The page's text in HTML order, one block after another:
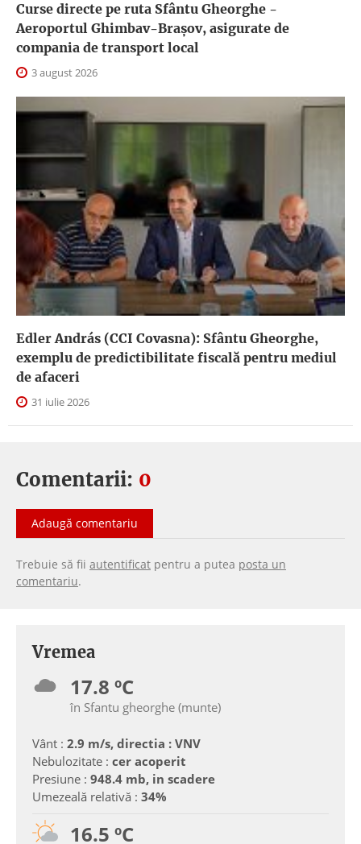
Curse directe pe ruta Sfântu Gheorghe -
Aeroportul Ghimbav-Braşov, asigurate de
compania de transport local
3 august 2026
Edler András (CCI Covasna): Sfântu Gheorghe,
exemplu de predictibilitate fiscală pentru mediul
de afaceri
31 iulie 2026
Comentarii: 0
Adaugă comentariu
Trebuie să fii autentificat pentru a putea posta un
comentariu.
Vremea
17.8 ºC
în Sfantu gheorghe (munte)
Vânt : 2.9 m/s, directia : VNV
Nebulozitate : cer acoperit
Presiune : 948.4 mb, in scadere
Umezeală relativă : 34%
16.5 ºC